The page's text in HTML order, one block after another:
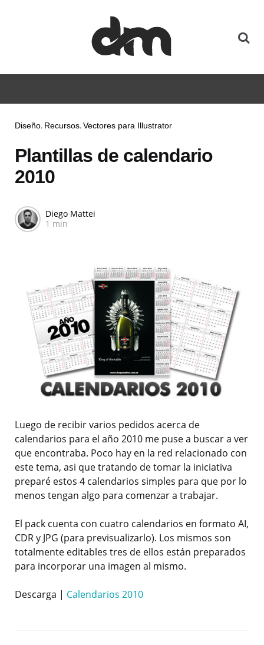
Diseño Recursos Vectores para Illustrator
Plantillas de calendario
2010
Diego Mattei
1 min
Luego de recibir varios pedidos acerca de
calendarios para el año 2010 me puse a buscar a ver
que encontraba. Poco hay en la red relacionado con
este tema, asi que tratando de tomar la iniciativa
preparé estos 4 calendarios simples para que por lo
menos tengan algo para comenzar a trabajar.
El pack cuenta con cuatro calendarios en formato AI,
CDR y JPG (para previsualizarlo). Los mismos son
totalmente editables tres de ellos están preparados
para incorporar una imagen al mismo.
Descarga | Calendarios 2010